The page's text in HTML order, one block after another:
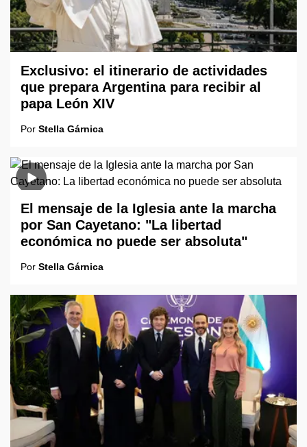
Exclusivo: el itinerario de actividades
que prepara Argentina para recibir al
papa León XIV
Por Stella Gárnica
El mensaje de la Iglesia ante la marcha
por San Cayetano: "La libertad
económica no puede ser absoluta"
Por Stella Gárnica